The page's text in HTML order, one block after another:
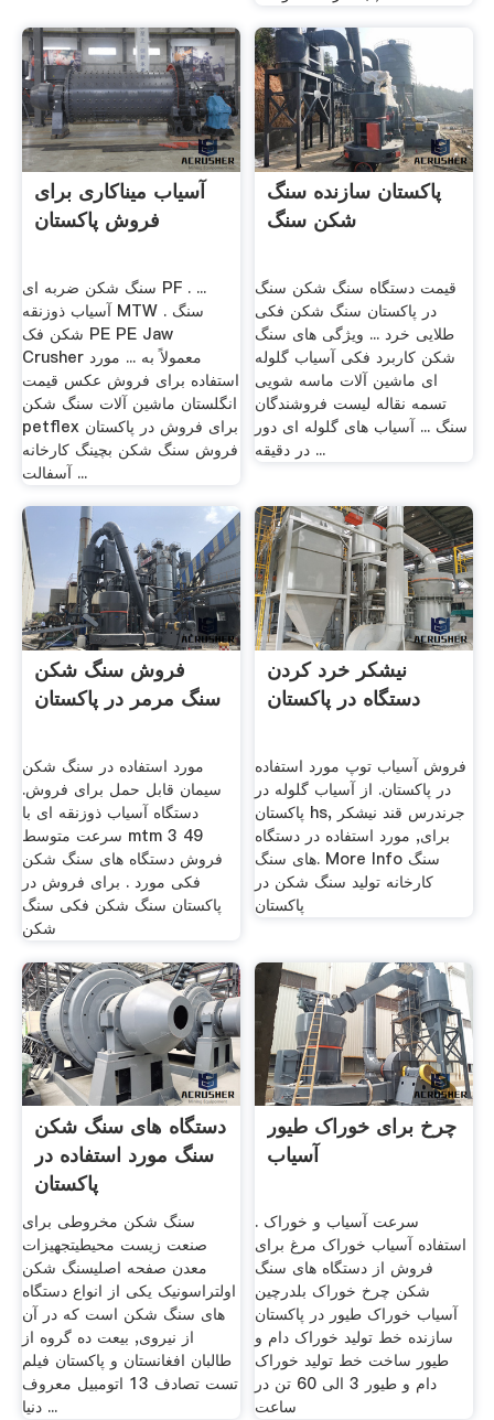
آسیاب میناکاری برای
فروش پاکستان
سنگ شکن ضربه ای PF . ...
آسیاب ذوزنقه MTW . سنگ
شکن فک PE PE Jaw
Crusher معمولاً به ... مورد
استفاده برای فروش عکس قیمت
انگلستان ماشین آلات سنگ شکن
petflex برای فروش در پاکستان
فروش سنگ شکن بچینگ کارخانه
آسفالت ...
پاکستان سازنده سنگ
شکن سنگ
قیمت دستگاه سنگ شکن سنگ
در پاکستان سنگ شکن فکی
طلایی خرد ... ویژگی های سنگ
شکن کاربرد فکی آسیاب گلوله
ای ماشین آلات ماسه شویی
تسمه نقاله لیست فروشندگان
سنگ ... آسیاب های گلوله ای دور
در دقیقه ...
فروش سنگ شکن
سنگ مرمر در پاکستان
مورد استفاده در سنگ شکن
سیمان قابل حمل برای فروش.
دستگاه آسیاب ذوزنقه ای با
سرعت متوسط mtm 3 49
فروش دستگاه های سنگ شکن
فکی مورد . برای فروش در
پاکستان سنگ شکن فکی سنگ
شکن
نیشکر خرد کردن
دستگاه در پاکستان
فروش آسیاب توپ مورد استفاده
در پاکستان. از آسیاب گلوله در
پاکستان hs, جرندرس قند نیشکر
برای, مورد استفاده در دستگاه
های سنگ. More Info سنگ
کارخانه تولید سنگ شکن در
پاکستان
دستگاه های سنگ شکن
سنگ مورد استفاده در
پاکستان
سنگ شکن مخروطی برای
صنعت زیست محیطیتجهیزات
معدن صفحه اصلیسنگ شکن
اولتراسونیک یکی از انواع دستگاه
های سنگ شکن است که در آن
از نیروی, بیعت ده گروه از
طالبان افغانستان و پاکستان فیلم
تست تصادف 13 اتومبیل معروف
دنیا ...
چرخ برای خوراک طیور
آسیاب
سرعت آسیاب و خوراک .
استفاده آسیاب خوراک مرغ برای
فروش از دستگاه های سنگ
شکن چرخ خوراک بلدرچین
آسیاب خوراک طیور در پاکستان
سازنده خط تولید خوراک دام و
طیور ساخت خط تولید خوراک
دام و طیور 3 الی 60 تن در
ساعت